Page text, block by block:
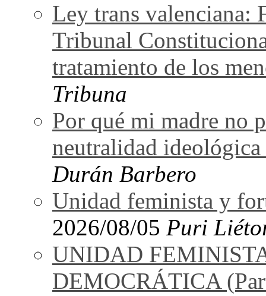
Ley trans valenciana:
Tribunal
tratamiento de los
Tribuna
Por qué mi madre no
neutralidad ideológica
Durán Barbero
Unidad feminista y
2026/08/05 Puri
UNIDAD
DEMOCRÁTICA